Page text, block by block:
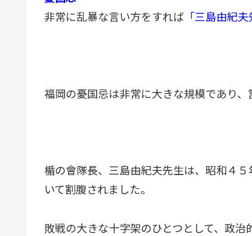
非常に乱暴な言い方をすれば 「三島由紀
福岡の憂国忌は非常に大きな規模であり、
楯の會隊長、三島由紀夫先生は、昭和４
いて割腹されました。
敗戦の大きな十字架のひとつとして、政治